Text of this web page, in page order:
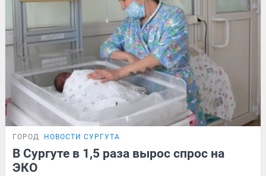
ГОРОД НОВОСТИ СУРГУТА
В Сургуте в 1,5 раза вырос спрос на
ЭКО